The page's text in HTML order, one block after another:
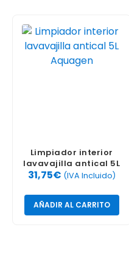
Limpiador interior
lavavajilla antical 5L
Aquagen
31,75€ (IVA Incluido)
AÑADIR AL CARRITO